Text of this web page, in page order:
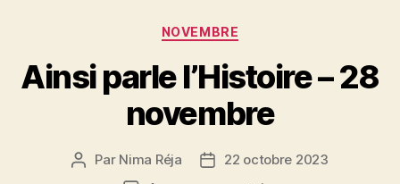
Catégories
NOVEMBRE
Ainsi parle l’Histoire – 28
novembre
Auteur
Par Nima Réja
Date22 octobre 2023